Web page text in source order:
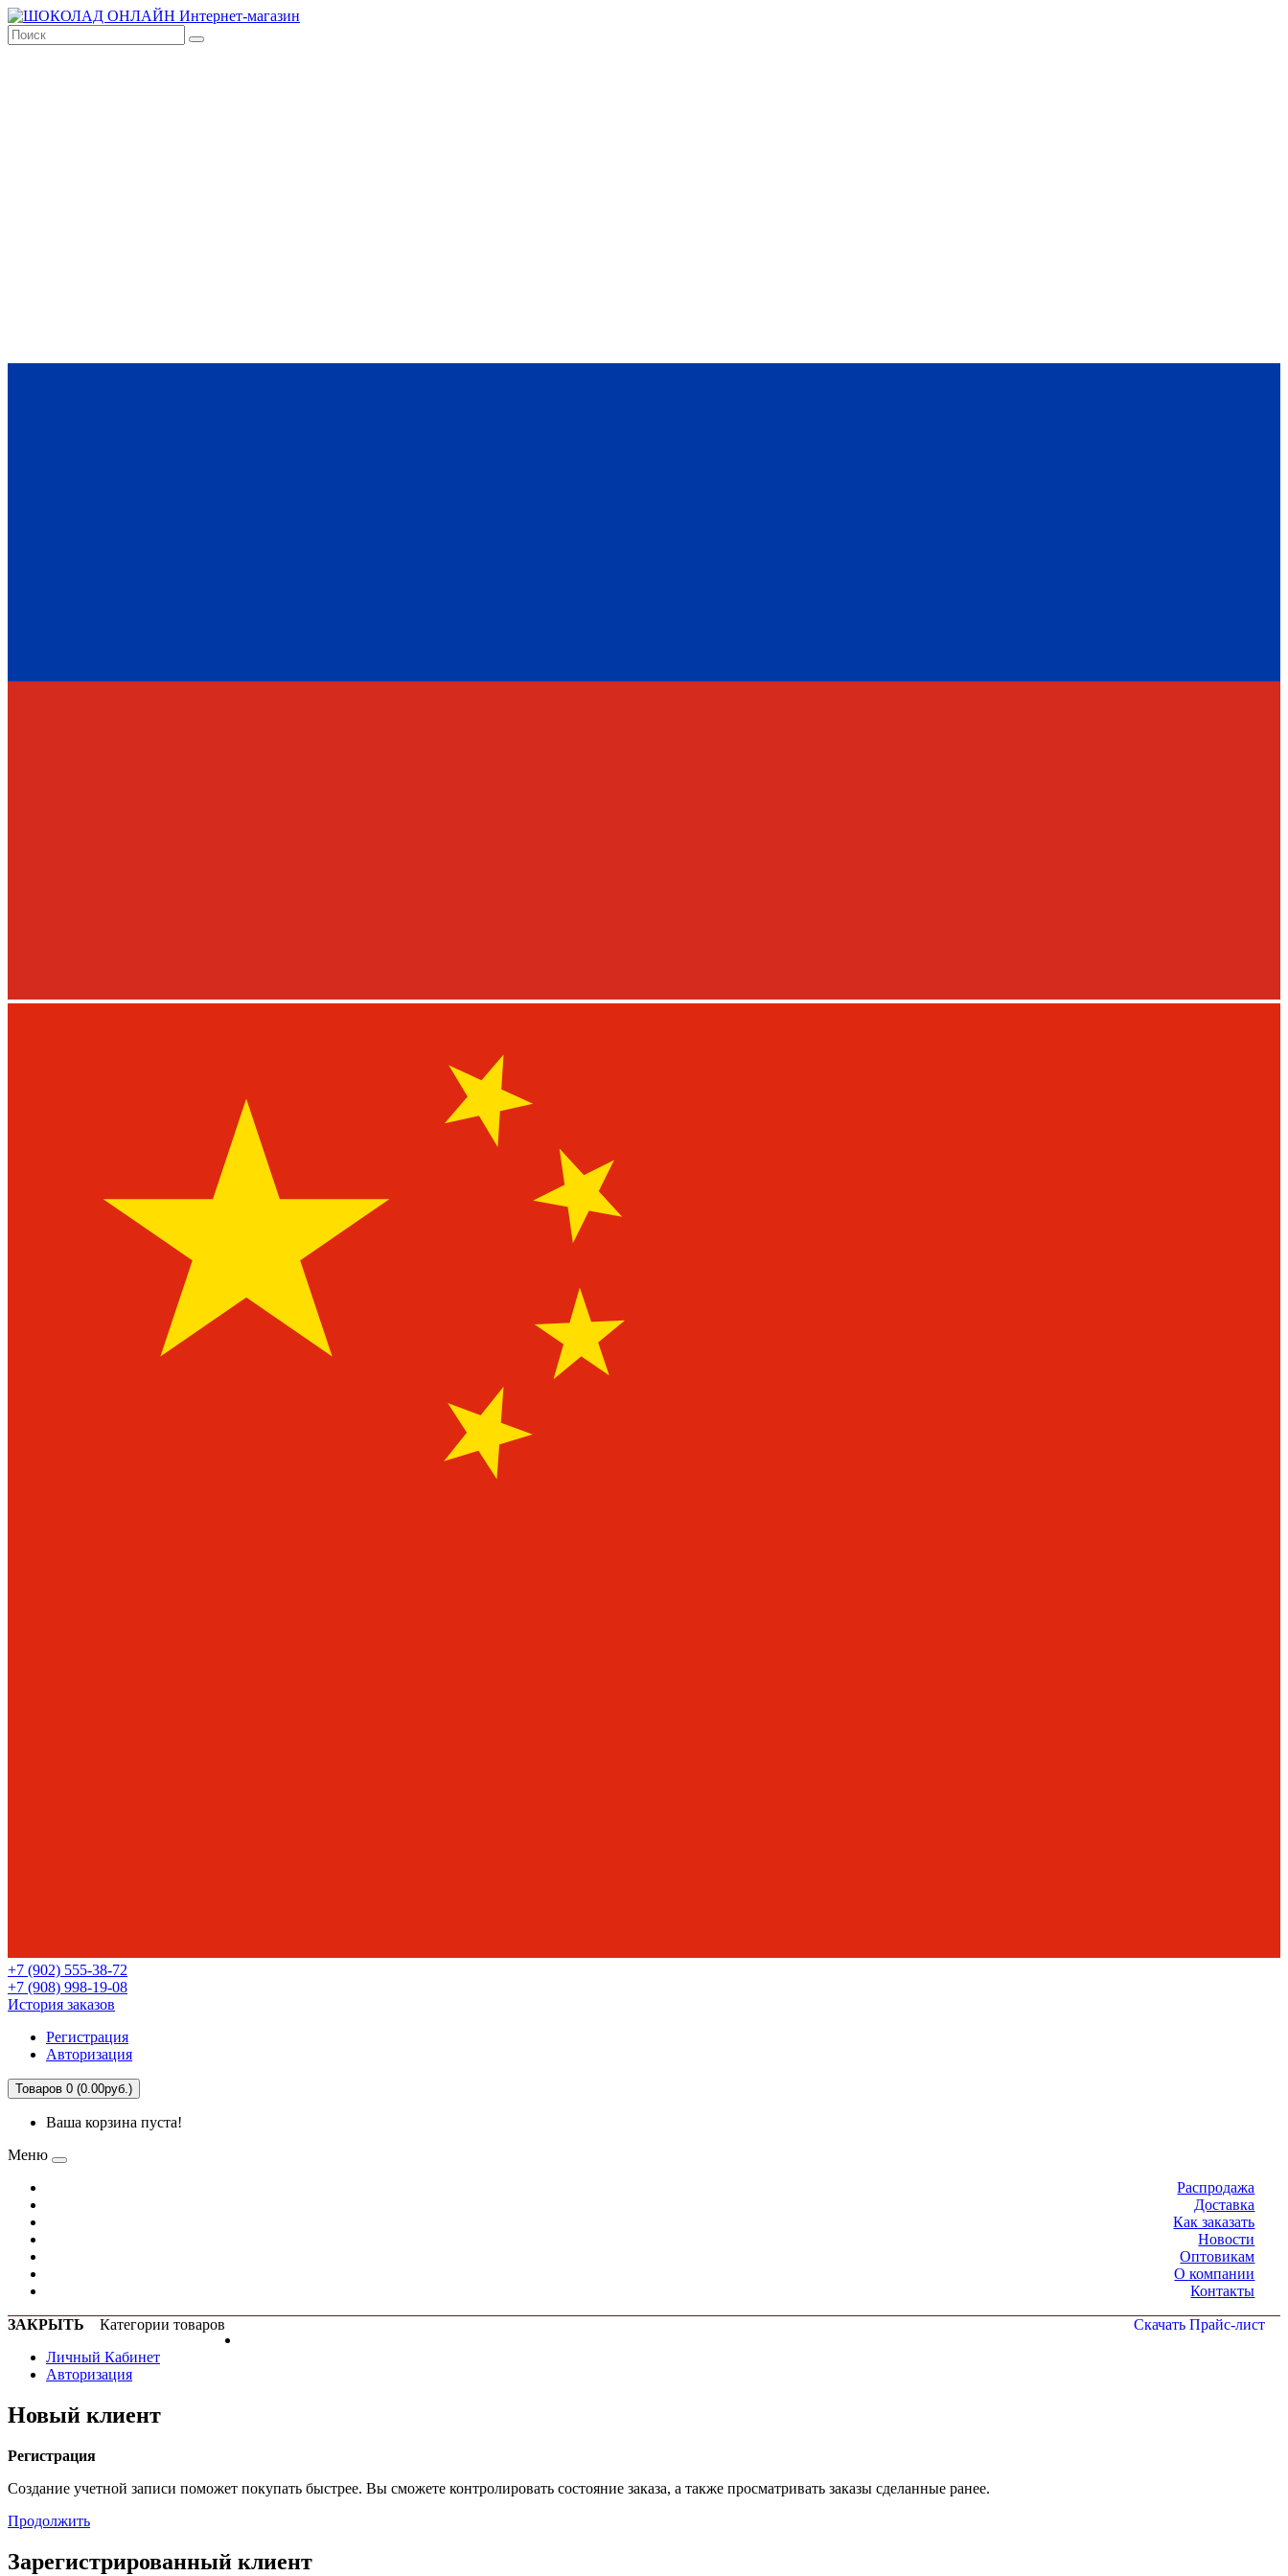
+7 (902) 555-38-72
+7 (908) 998-19-08
История заказов
Регистрация
Авторизация
Товаров 0 (0.00руб.)
Ваша корзина пуста!
Меню
Распродажа
Доставка
Как заказать
Новости
Оптовикам
О компании
Контакты
ЗАКРЫТЬ Категории товаров
Скачать Прайс-лист
Личный Кабинет
Авторизация
Новый клиент
Регистрация
Создание учетной записи поможет покупать быстрее. Вы сможете контролировать состояние заказа, а также просматривать заказы сделанные ранее.
Продолжить
Зарегистрированный клиент